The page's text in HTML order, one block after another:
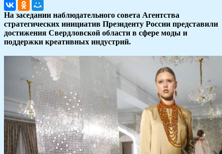
На заседании наблюдательного совета Агентства
стратегических инициатив Президенту России представили
достижения Свердловской области в сфере моды и
поддержки креативных индустрий.